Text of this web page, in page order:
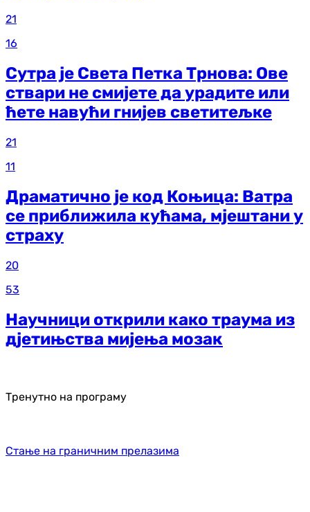
21
16
Сутра је Света Петка Трнова: Ове
ствари не смијете да урадите или
ћете навући гнијев светитељке
21
11
Драматично је код Коњица: Ватра
се приближила кућама, мјештани у
страху
20
53
Научници открили како траума из
д‌јетињства мијења мозак
Тренутно на програму
Стање на граничним прелазима